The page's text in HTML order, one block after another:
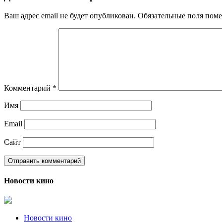
Ваш адрес email не будет опубликован. Обязательные поля
Комментарий *
Имя
Email
Сайт
Новости кино
Новости кино